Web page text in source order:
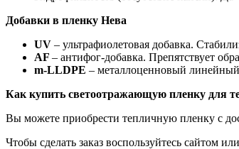
Добавки в пленку Нева
UV – ультрафиолетовая добавка.
AF – антифог-добавка. Препятствует
m-LLDPE – металлоценновый линейный
Как купить светоотражающую пленку для
Вы можете приобрести тепличную пленку с
Чтобы сделать заказ воспользуйтесь сайтом